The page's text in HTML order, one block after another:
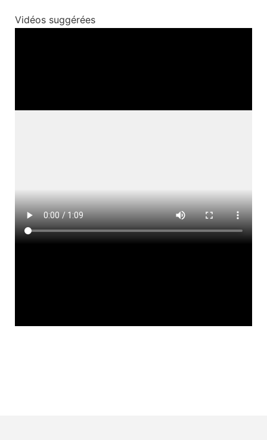
Vidéos suggérées